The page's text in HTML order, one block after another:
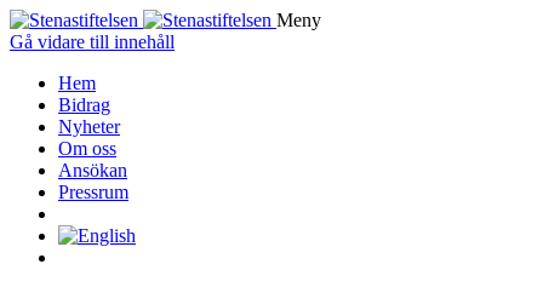
Meny
Gå vidare till innehåll
Hem
Bidrag
Nyheter
Om oss
Ansökan
Pressrum